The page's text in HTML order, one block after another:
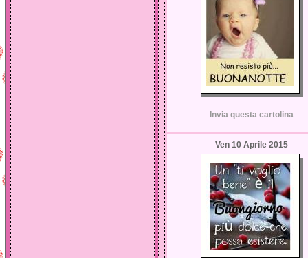
Invia questa cartolina
Ven 10 Aprile 2015